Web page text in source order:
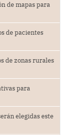
de mapas para
de pacientes
de zonas rurales
para
elegidas este